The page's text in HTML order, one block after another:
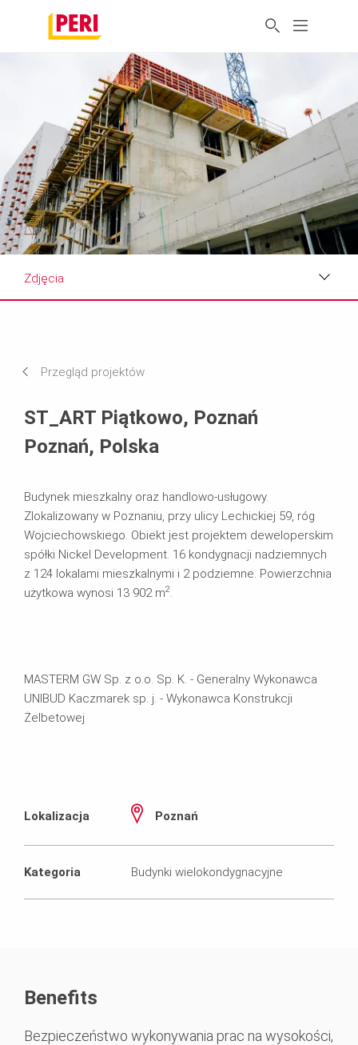
Zdjęcia
Przegląd projektów
ST_ART Piątkowo, Poznań
Poznań, Polska
Budynek mieszkalny oraz handlowo-usługowy.
Zlokalizowany w Poznaniu, przy ulicy Lechickiej 59, róg
Wojciechowskiego. Obiekt jest projektem deweloperskim
spółki Nickel Development. 16 kondygnacji nadziemnych
z 124 lokalami mieszkalnymi i 2 podziemne. Powierzchnia
użytkowa wynosi 13 902 m2.
MASTERM GW Sp. z o.o. Sp. K. - Generalny Wykonawca
UNIBUD Kaczmarek sp. j. - Wykonawca Konstrukcji
Żelbetowej
Lokalizacja Poznań
Kategoria Budynki wielokondygnacyjne
Benefits
Bezpieczeństwo wykonywania prac na wysokości,